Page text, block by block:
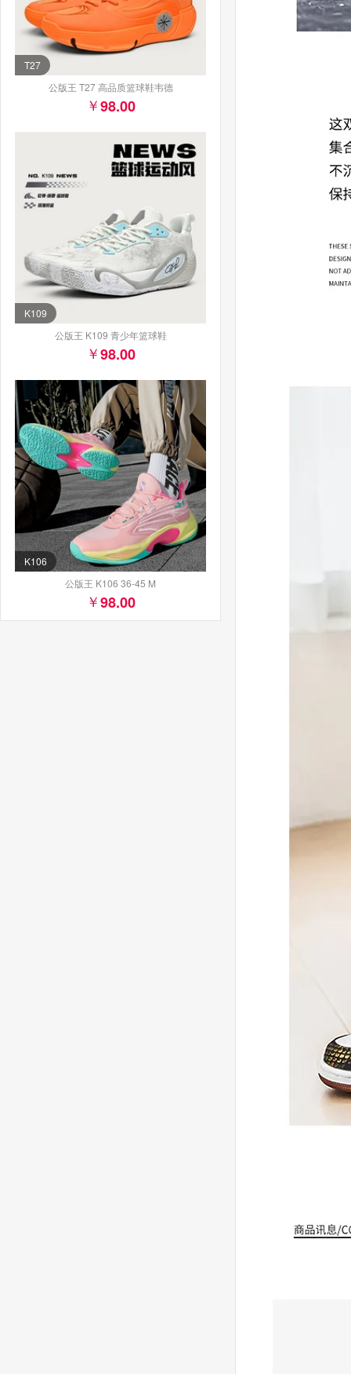
T27
公版王 T27 高品质篮球鞋韦德
98.00
K109
公版王 K109 青少年篮球鞋
98.00
K106
公版王 K106 36-45 M
98.00